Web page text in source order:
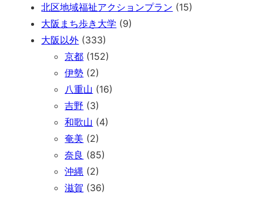
北区地域福祉アクションプラン (15)
大阪まち歩き大学 (9)
大阪以外 (333)
京都 (152)
伊勢 (2)
八重山 (16)
吉野 (3)
和歌山 (4)
奄美 (2)
奈良 (85)
沖縄 (2)
滋賀 (36)